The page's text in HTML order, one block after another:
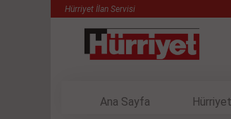
Hürriyet İlan Servisi
Ana Sayfa